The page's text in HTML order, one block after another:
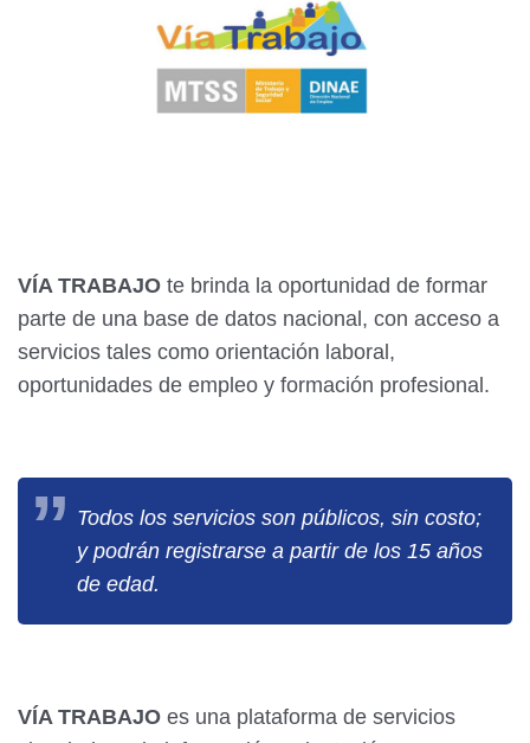
VÍA TRABAJO te brinda la oportunidad de formar
parte de una base de datos nacional, con acceso a
servicios tales como orientación laboral,
oportunidades de empleo y formación profesional.
Todos los servicios son públicos, sin costo;
y podrán registrarse a partir de los 15 años
de edad.
VÍA TRABAJO es una plataforma de servicios